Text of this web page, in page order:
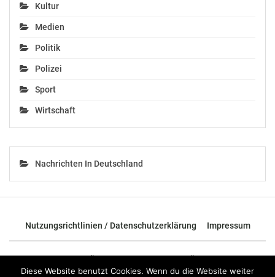
Ähnliche Beiträge
Pensionskassen für
Erich Foglar
In "Wirtschaft"
Bekämpfungsgesetz
unterstützt im Kampf
Wettbewerb
April 19, 2021
Kultur
Medien
Politik
Polizei
Sport
Wirtschaft
Nachrichten In Deutschland
Nutzungsrichtlinien / Datenschutzerklärung Impressum
© 2026 - TOP News Österreich - Nachrichten aus Österreich und der
ganzen Welt.
Diese Website benutzt Cookies. Wenn du die Website weiter